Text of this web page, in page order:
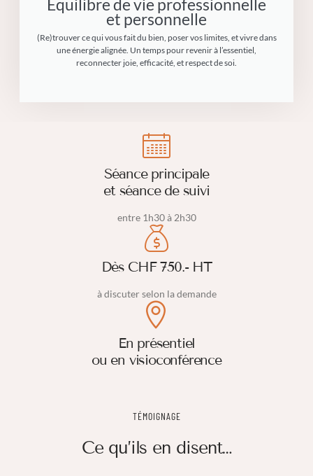
Équilibre de vie professionnelle
et personnelle
(Re)trouver ce qui vous fait du bien, poser vos limites, et vivre dans
une énergie alignée. Un temps pour revenir à l’essentiel,
reconnecter joie, efficacité, et respect de soi.
Séance principale
et séance de suivi
entre 1h30 à 2h30
Dès CHF 750.- HT
à discuter selon la demande
En présentiel
ou en visioconférence
TÉMOIGNAGE
Ce qu’ils en disent…